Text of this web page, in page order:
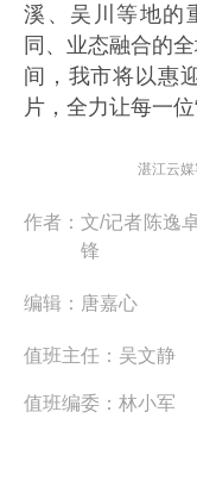
溪、吴川等地的
同、业态融合的
间，我市将以惠
片，全力让每一位
湛江云
作者： 文/记者陈逸
锋
编辑： 唐嘉心
值班主任： 吴文静
值班编委： 林小军